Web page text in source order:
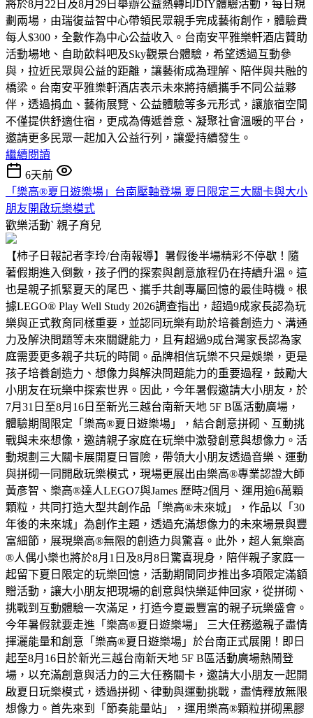
將於8月22日及8月29日舉辦公益熱轉印DIY體驗活動，每日規
劃兩場，由瑞復益智中心帶領民眾親手完成藝術創作，體驗費
每人$300，全數作為中心公益收入。台南安平雅樂軒酒店贊助
活動場地、自助飲料吧及Sky觀景台體驗，希望透過互動參
與，拉近民眾與公益的距離，讓藝術成為理解、陪伴與共融的
橋梁。台南安平雅樂軒酒店表示未來將持續攜手不同公益夥
伴，透過捐血、藝術展覽、公益體驗等多元形式，讓旅宿空間
不僅提供舒適住宿，更成為傳遞善意、凝聚社會溫暖的平台，
邀請更多民眾一起加入公益行列，讓愛持續發生。
繼續閱讀
6天前
「樂高®夏日遊樂場」台南壓軸登場 夏日限定三大關卡與大小
朋友開啟玩樂模式
歡樂活動ˋ 親子育兒
【柿子日報記者李玲/台南報導】暑假後半場精彩不停歇！隨
著假期進入倒數，孩子們的探索與創意旅程仍在持續升溫。這
也是親子抓緊夏天的尾巴、攜手共創專屬回憶的最佳時機。根
據LEGO® Play Well Study 2026調查指出，超過9成家長認為玩
樂與正式教育同樣重要，並認同玩樂有助於培養創造力、溝通
力及解決問題等未來關鍵能力，且有超過9成台灣家長認為家
庭需要更多親子共玩的時間。品牌相信玩樂不只是娛樂，更是
孩子培養創造力、想像力與解決問題能力的重要過程，鼓勵大
小朋友在玩樂中探索世界。因此，今年暑假邀請大小朋友，於
7月31日至8月16日至新光三越台南新天地 5F B區活動廣場，
體驗期間限定「樂高®夏日遊樂場」，結合創意拼砌、互動挑
戰與未來想像，邀請親子家庭在玩樂中激發創意與想像力。活
動規劃三大關卡展開夏日冒險，帶領大小朋友透過音樂、運動
與拼砌一同開啟玩樂模式，現場更展出由樂高®專業認證大師
黃彥智、樂高®達人LEGO7與James 歷時2個月、運用逾6萬顆
顆粒，共同打造大型共創作品「樂高®未來城」，作品以「30
年後的未來城」為創作主題，透過充滿想像力的未來場景與豐
富細節，展現樂高®無限的創造力與驚喜。此外，超人氣樂高
®人偶小樂也將於8月1日及8月8日驚喜現身，陪伴親子家庭一
起留下夏日限定的玩樂回憶，活動期間同步推出多項限定滿額
贈活動，讓大小朋友把現場的創意與快樂延伸回家，從拼砌、
挑戰到互動體驗一次滿足，打造今夏最豐富的親子玩樂盛會。
今年暑假就要走進「樂高®夏日遊樂場」 三大任務邀親子盡情
揮灑能量和創意「樂高®夏日遊樂場」於台南正式展開！即日
起至8月16日於新光三越台南新天地 5F B區活動廣場熱鬧登
場，以充滿創意與活力的三大任務關卡，邀請大小朋友一起開
啟夏日玩樂模式，透過拼砌、律動與運動挑戰，盡情釋放無限
想像力。首先來到「節奏能量站」，運用樂高®顆粒拼砌黑膠